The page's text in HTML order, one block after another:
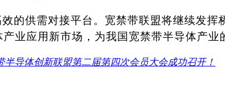
的供需对接平台。宽禁带联盟将继续发
业应用新市场，为我国宽禁带半导体产业
半导体创新联盟第二届第四次会员大会成功召开！